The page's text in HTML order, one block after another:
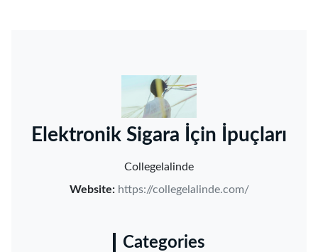
‌Elektronik Sigara İçin İpuçları‌
Collegelalinde
Website: https://collegelalinde.com/
Categories